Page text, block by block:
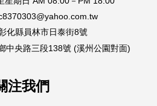
化縣員林市日泰街8號
中央路三段138號 (溪州公園對面)
注我們